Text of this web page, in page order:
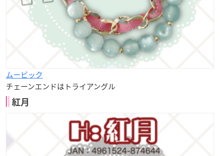
ムービック
チェーンエンドはトライアングル
紅月